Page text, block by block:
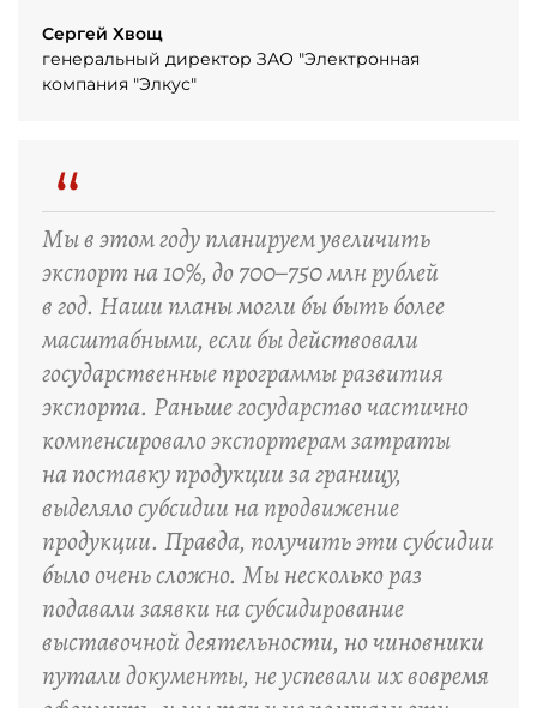
Сергей Хвощ
генеральный директор ЗАО "Электронная
компания "Элкус"
“
Мы в этом году планируем увеличить
экспорт на 10%, до 700–750 млн рублей
в год. Наши планы могли бы быть более
масштабными, если бы действовали
государственные программы развития
экспорта. Раньше государство частично
компенсировало экспортерам затраты
на поставку продукции за границу,
выделяло субсидии на продвижение
продукции. Правда, получить эти субсидии
было очень сложно. Мы несколько раз
подавали заявки на субсидирование
выставочной деятельности, но чиновники
путали документы, не успевали их вовремя